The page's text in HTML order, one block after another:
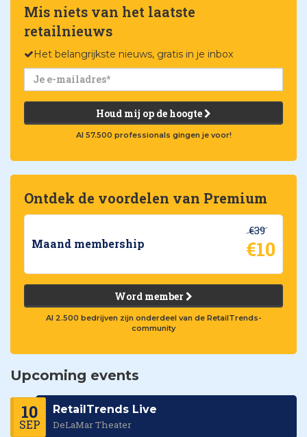
Mis niets van het laatste
retailnieuws
Het belangrijkste nieuws, gratis in je inbox
Houd mij op de hoogte
Al 57.500 professionals gingen je voor!
Ontdek de voordelen van Premium
Maand membership
€39
€10
Word member
Al 2.500 bedrijven zijn onderdeel van de RetailTrends-
community
Upcoming events
10
SEP
RetailTrends Live
DeLaMar Theater